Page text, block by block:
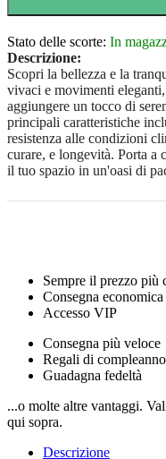
Stato delle scorte: In
Descrizione:
Scopri la bellezza e la
vivaci e movimenti
aggiungere un tocco di
principali caratteristiche
resistenza alle condizioni
curare, e longevità. Porta a
il tuo spazio in un'oasi di
Sempre il prezzo più
Consegna economica
Accesso VIP
Consegna più veloce
Regali di compleanno
Guadagna fedeltà
...o molte altre vantaggi.
qui sopra.
Descrizione